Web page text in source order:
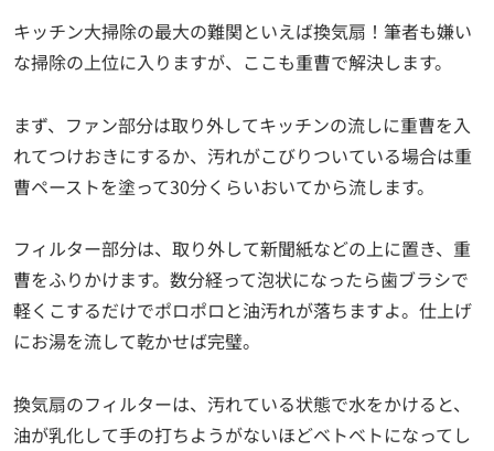
キッチン大掃除の最大の難関といえば換気扇！筆者も嫌い
な掃除の上位に入りますが、ここも重曹で解決します。
まず、ファン部分は取り外してキッチンの流しに重曹を入
れてつけおきにするか、汚れがこびりついている場合は重
曹ペーストを塗って30分くらいおいてから流します。
フィルター部分は、取り外して新聞紙などの上に置き、重
曹をふりかけます。数分経って泡状になったら歯ブラシで
軽くこするだけでポロポロと油汚れが落ちますよ。仕上げ
にお湯を流して乾かせば完璧。
換気扇のフィルターは、汚れている状態で水をかけると、
油が乳化して手の打ちようがないほどベトベトになってし